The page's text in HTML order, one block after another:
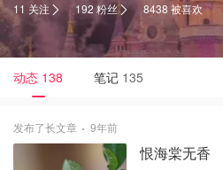
11 关注 192 粉丝 8438 被喜欢
动态 138 笔记 135
发布了长文章 9年前
恨海棠无香